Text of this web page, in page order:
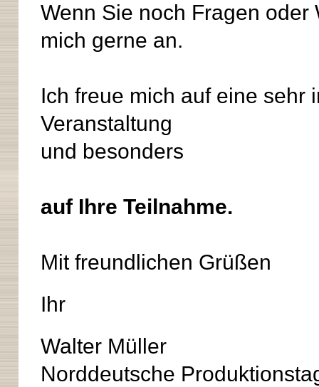
Wenn Sie noch Fragen
mich gerne an.
Ich freue mich auf eine sehr
Veranstaltung
und besonders
auf Ihre Teilnahme.
Mit freundlichen Grüßen
Ihr
Walter Müller
Norddeutsche